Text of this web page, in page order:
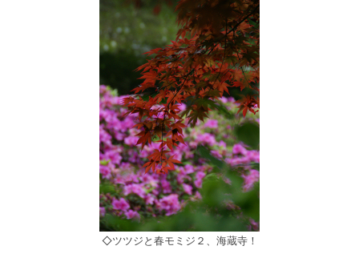
◇ツツジと春モミジ２、海蔵寺！